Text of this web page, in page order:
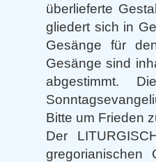
überlieferte
gliedert sich in
Gesänge für
Gesänge sind
abgestimmt.
Bitte um Frieden
Der